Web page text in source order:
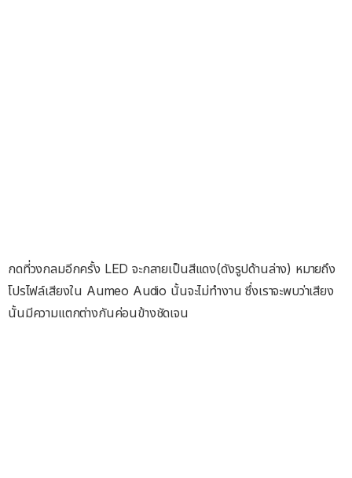
กดที่วงกลมอีกครั้ง LED จะกลายเป็นสีแดง(ดังรูปด้านล่าง) หมายถึง
โปรไฟล์เสียงใน Aumeo Audio นั้นจะไม่ทำงาน ซึ่งเราจะพบว่าเสียง
นั้นมีความแตกต่างกันค่อนข้างชัดเจน